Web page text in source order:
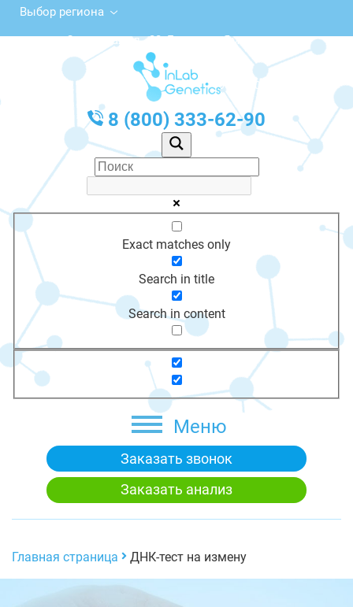
Выбор региона
Советская ул., 22, Гаврилов-Ям
с 10:00 до 20:00
График работы: Пн-Пт с 10:00 до 20:00
8 (800) 333-62-90
Exact matches only
Search in title
Search in content
Меню
Заказать звонок
Заказать анализ
Главная страница ДНК-тест на измену